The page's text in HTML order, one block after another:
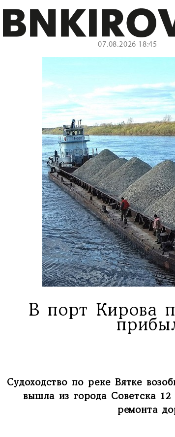
07.08.2026 18:45
В порт Кирова
Судоходство по реке Вятке
вышла из города Советска
ремонта